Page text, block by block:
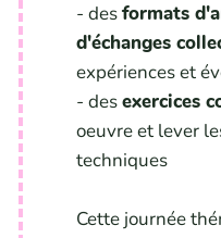
- desformats
d'échanges
expériences et
- desexercices
oeuvre et lever
techniques
Cette journée